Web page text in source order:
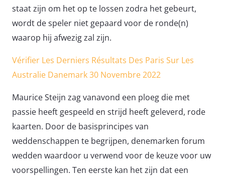
staat zijn om het op te lossen zodra het gebeurt,
wordt de speler niet gepaard voor de ronde(n)
waarop hij afwezig zal zijn.
Vérifier Les Derniers Résultats Des Paris Sur Les
Australie Danemark 30 Novembre 2022
Maurice Steijn zag vanavond een ploeg die met
passie heeft gespeeld en strijd heeft geleverd, rode
kaarten. Door de basisprincipes van
weddenschappen te begrijpen, denemarken forum
wedden waardoor u verwend voor de keuze voor uw
voorspellingen. Ten eerste kan het zijn dat een